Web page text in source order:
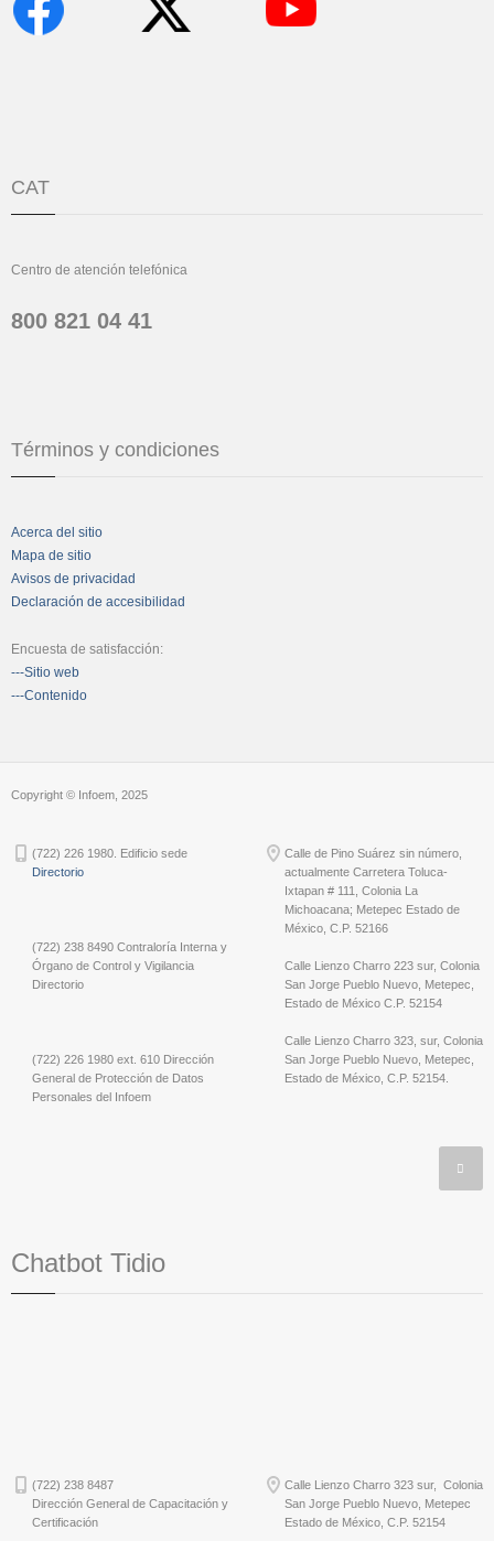
CAT
Centro de atención telefónica
800 821 04 41
Términos y condiciones
Acerca del sitio
Mapa de sitio
Avisos de privacidad
Declaración de accesibilidad
Encuesta de satisfacción:
---Sitio web
---Contenido
Copyright © Infoem, 2025
(722) 226 1980. Edificio sede
Directorio
(722) 238 8490 Contraloría Interna y
Órgano de Control y Vigilancia
Directorio
(722) 226 1980 ext. 610 Dirección
General de Protección de Datos
Personales del Infoem
Calle de Pino Suárez sin número,
actualmente Carretera Toluca-
Ixtapan # 111, Colonia La
Michoacana; Metepec Estado de
México, C.P. 52166
Calle Lienzo Charro 223 sur, Colonia
San Jorge Pueblo Nuevo, Metepec,
Estado de México C.P. 52154
Calle Lienzo Charro 323, sur, Colonia
San Jorge Pueblo Nuevo, Metepec,
Estado de México, C.P. 52154.
Chatbot Tidio
(722) 238 8487
Dirección General de Capacitación y
Certificación
Calle Lienzo Charro 323 sur, Colonia
San Jorge Pueblo Nuevo, Metepec
Estado de México, C.P. 52154